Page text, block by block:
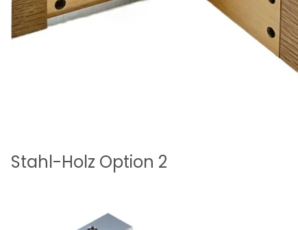
Stahl-Holz Option 2